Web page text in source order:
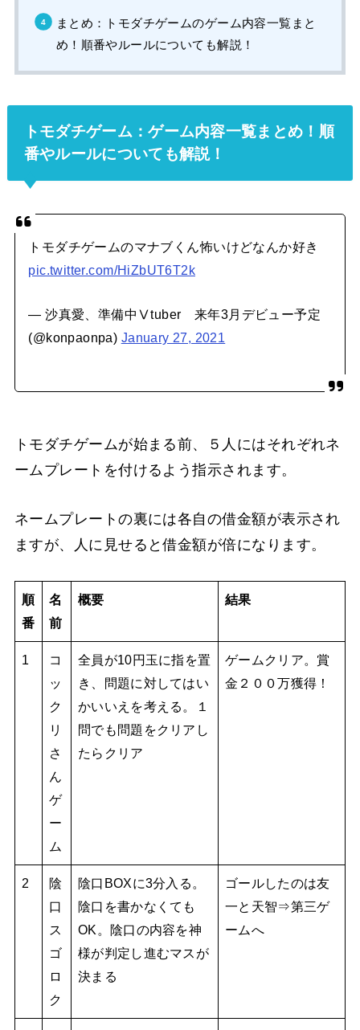
まとめ：トモダチゲームのゲーム内容一覧まと
め！順番やルールについても解説！
トモダチゲーム：ゲーム内容一覧まとめ！順
番やルールについても解説！
トモダチゲームのマナブくん怖いけどなんか好き
pic.twitter.com/HiZbUT6T2k
— 沙真愛、準備中Ⅴtuber 来年3月デビュー予定
(@konpaonpa) January 27, 2021
トモダチゲームが始まる前、５人にはそれぞれネ
ームプレートを付けるよう指示されます。
ネームプレートの裏には各自の借金額が表示され
ますが、人に見せると借金額が倍になります。
順
番
名
前
概要 結果
1
コ
ッ
ク
リ
さ
ん
ゲ
ー
ム
全員が10円玉に指を置
き、問題に対してはい
かいいえを考える。１
問でも問題をクリアし
たらクリア
ゲームクリア。賞
金２００万獲得！
2
陰
口
ス
ゴ
ロ
ク
陰口BOXに3分入る。
陰口を書かなくても
OK。陰口の内容を神
様が判定し進むマスが
決まる
ゴールしたのは友
一と天智⇒第三ゲ
ームへ